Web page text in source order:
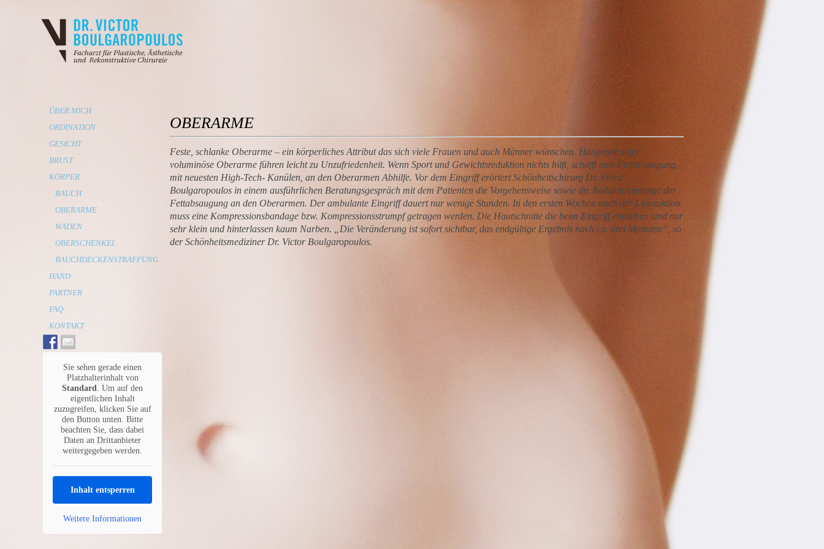
ÜBER MICH
ORDINATION
GESICHT
BRUST
KÖRPER
BAUCH
OBERARME
WADEN
OBERSCHENKEL
BAUCHDECKENSTRAFFUNG
HAND
PARTNER
FAQ
KONTAKT
Sie sehen gerade einen
Platzhalterinhalt von
Standard. Um auf den
eigentlichen Inhalt
zuzugreifen, klicken Sie auf
den Button unten. Bitte
beachten Sie, dass dabei
Daten an Drittanbieter
weitergegeben werden.
Inhalt entsperren
Weitere Informationen
OBERARME
Feste, schlanke Oberarme – ein körperliches Attribut das sich viele Frauen und auch Männer wünschen. Hängende oder
voluminöse Oberarme führen leicht zu Unzufriedenheit. Wenn Sport und Gewichtsreduktion nichts hilft, schafft eine Fettabsaugung,
mit neuesten High-Tech- Kanülen, an den Oberarmen Abhilfe. Vor dem Eingriff erörtert Schönheitschirurg Dr. Victor
Boulgaropoulos in einem ausführlichen Beratungsgespräch mit dem Patienten die Vorgehensweise sowie die Reduktionsmenge der
Fettabsaugung an den Oberarmen. Der ambulante Eingriff dauert nur wenige Stunden. In den ersten Wochen nach der Liposuktion
muss eine Kompressionsbandage bzw. Kompressionsstrumpf getragen werden. Die Hautschnitte die beim Eingriff entstehen sind nur
sehr klein und hinterlassen kaum Narben. „Die Veränderung ist sofort sichtbar, das endgültige Ergebnis nach ca. drei Monaten“, so
der Schönheitsmediziner Dr. Victor Boulgaropoulos.